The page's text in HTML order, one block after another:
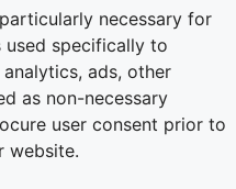
necessary for
specifically to
ads, other
as non-necessary
user consent prior to
website.